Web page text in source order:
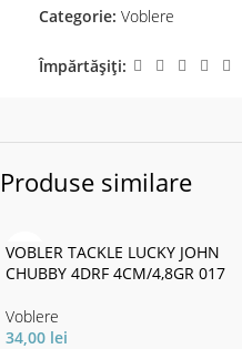
Categorie: Voblere
Împărtășiți:
Produse similare
VOBLER TACKLE LUCKY JOHN
CHUBBY 4DRF 4CM/4,8GR 017
Voblere
34,00 lei